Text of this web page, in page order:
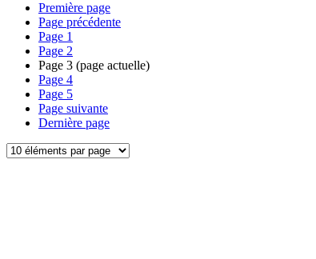
Première page
Page précédente
Page 1
Page 2
Page 3 (page actuelle)
Page 4
Page 5
Page suivante
Dernière page